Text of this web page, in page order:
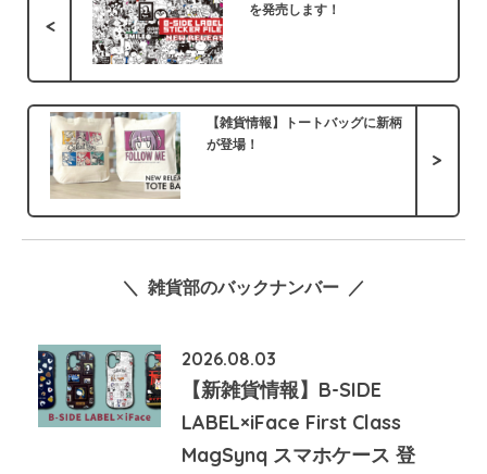
<
を発売します！
【雑貨情報】トートバッグに新柄
が登場！
>
＼ 雑貨部のバックナンバー ／
2026.08.03
【新雑貨情報】B-SIDE
LABEL×iFace First Class
MagSynq スマホケース 登